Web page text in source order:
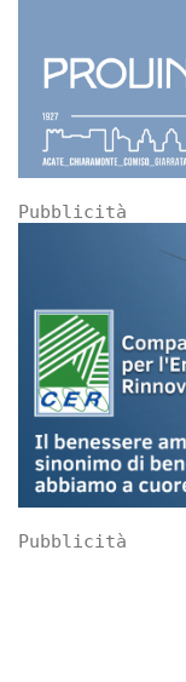
Pubblicità
Pubblicità